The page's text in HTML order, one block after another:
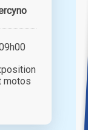
motos